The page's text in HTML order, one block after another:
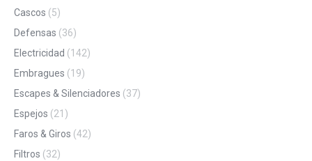
Cascos (5)
Defensas (36)
Electricidad (142)
Embragues (19)
Escapes & Silenciadores (37)
Espejos (21)
Faros & Giros (42)
Filtros (32)